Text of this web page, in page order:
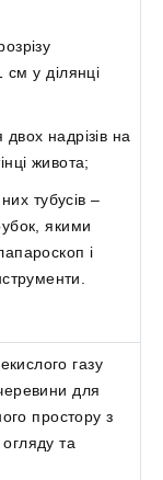
у ділянці
надрізів на
живота;
тубусів –
якими
і
газу
для
простору з
та